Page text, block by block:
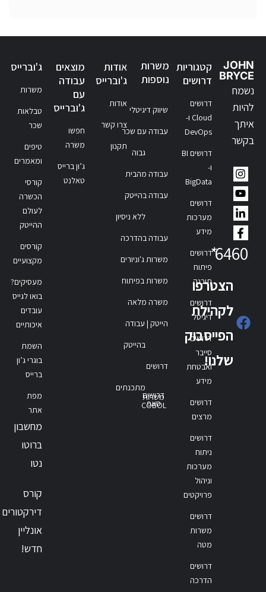
JOHN
BRYCE
נשמח
להיות
איתך
בקשר
6460
*
הצטרפו
לקהילת
הפייסבוק
שלנו!
קטגוריות
דרושים
דרושים
Cloud ו-
DevOps
דרושים BI
ו-
BigData
דרושים
מערכות
מידע
דרושים
פיתוח
תוכנה
דרושים
דיגיטל
דרושים
סייבר
ואבטחת
מידע
דרושים
מרצים
דרושים
ניתוח
מערכות
וניהול
פרויקטים
דרושים
משרות
מטה
דרושים
הדרכה
משרות
נוספות
שיווק דיגיטלי
עבודה עם שכר
גבוה
עבודה מהבית
עבודה בהייטק
ללא ניסיון
עבודה בהדרכה
משרות ג'וניורים
משרות בפיתוח
משרה מלאה
הייטק | עבודה
בהייטק
דרושים
מתכנתים
דרושים
סאפ
משרות
COBOL
אודות
ג'וברייס
אודות
צרו קשר
תקנון
מוצאים
עבודה
עם
ג'וברייס
חפשו
משרה
ג’ון ברייס
טאלנט
ג'וברייס
משרות
טבלאות
שכר
טיפים
ומאמרים
קורסי
הכשרה
לעולם
ההייטק
קורסים
מקצועיים
מעסיקים?
בואו לגייס
עובדים
איכותיים
השמת
בוגרי ג’ון
ברייס
מפת
אתר
מחשבון
ברוטו
נטו
קורס
דירקטורים
אונליין
חדש!